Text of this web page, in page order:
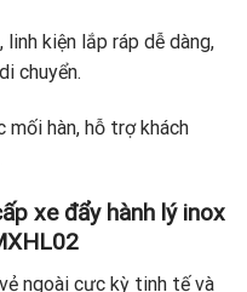
kiện lắp ráp dễ dàng,
chuyển.
hàn, hỗ trợ khách
xe đẩy hành lý inox
ngoài cực kỳ tinh tế và